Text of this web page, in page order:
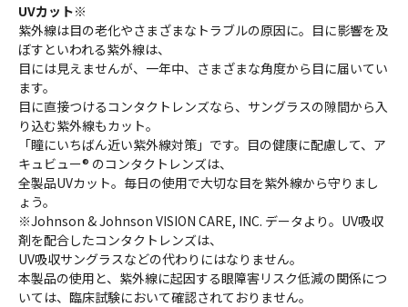
UVカット※
紫外線は目の老化やさまざまなトラブルの原因に。目に影響を及
ぼすといわれる紫外線は、
目には見えませんが、一年中、さまざまな角度から目に届いてい
ます。
目に直接つけるコンタクトレンズなら、サングラスの隙間から入
り込む紫外線もカット。
「瞳にいちばん近い紫外線対策」です。目の健康に配慮して、ア
キュビュー® のコンタクトレンズは、
全製品UVカット。毎日の使用で大切な目を紫外線から守りまし
ょう。
※Johnson & Johnson VISION CARE, INC. データより。UV吸収
剤を配合したコンタクトレンズは、
UV吸収サングラスなどの代わりにはなりません。
本製品の使用と、紫外線に起因する眼障害リスク低減の関係につ
いては、臨床試験において確認されておりません。